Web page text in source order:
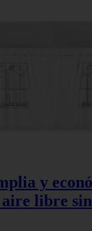
y
libre